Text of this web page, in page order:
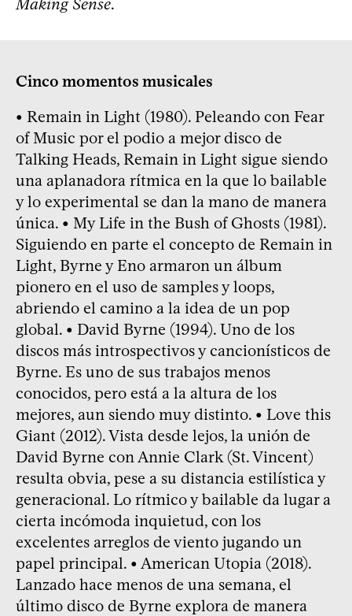
Cinco momentos musicales
• Remain in Light (1980). Peleando con Fear
of Music por el podio a mejor disco de
Talking Heads, Remain in Light sigue siendo
una aplanadora rítmica en la que lo bailable
y lo experimental se dan la mano de manera
única. • My Life in the Bush of Ghosts (1981).
Siguiendo en parte el concepto de Remain in
Light, Byrne y Eno armaron un álbum
pionero en el uso de samples y loops,
abriendo el camino a la idea de un pop
global. • David Byrne (1994). Uno de los
discos más introspectivos y cancionísticos de
Byrne. Es uno de sus trabajos menos
conocidos, pero está a la altura de los
mejores, aun siendo muy distinto. • Love this
Giant (2012). Vista desde lejos, la unión de
David Byrne con Annie Clark (St. Vincent)
resulta obvia, pese a su distancia estilística y
generacional. Lo rítmico y bailable da lugar a
cierta incómoda inquietud, con los
excelentes arreglos de viento jugando un
papel principal. • American Utopia (2018).
Lanzado hace menos de una semana, el
último disco de Byrne explora de manera